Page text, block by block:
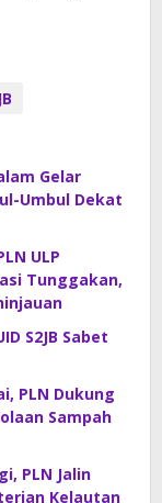
Gelar
Umbul Dekat
ULP
Tunggakan,
S2JB Sabet
PLN Dukung
Sampah
PLN Jalin
Kelautan